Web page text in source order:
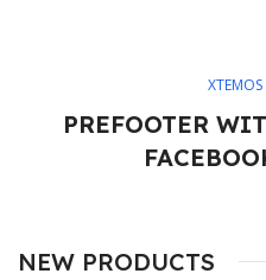
XTEMOS
PREFOOTER
NEW PRODUCTS